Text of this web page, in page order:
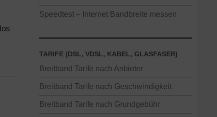
Speedtest – Internet Bandbreite messen
TARIFE (DSL, VDSL, KABEL, GLASFASER)
Breitband Tarife nach Anbieter
Breitband Tarife nach Geschwindigkeit
Breitband Tarife nach Grundgebühr